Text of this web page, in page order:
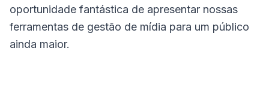
oportunidade fantástica de apresentar nossas
ferramentas de gestão de mídia para um público
ainda maior.